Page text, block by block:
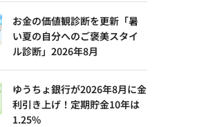
お金の価値観診断を更新「暑
い夏の自分へのご褒美スタイ
ル診断」2026年8月
ゆうちょ銀行が2026年8月に金
利引き上げ！定期貯金10年は
1.25%